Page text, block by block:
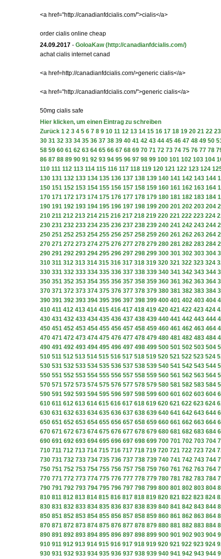
<a href="http://canadianfdcialis.com/">cialis</a>
order cialis online cheap
24.09.2017 - GoloaKaw (http://canadianfdcialis.com/)
achat cialis internet canad
<a href=http://canadianfdcialis.com/>generic cialis</a>
<a href="http://canadianfdcialis.com/">generic cialis</a>
50mg cialis safe
Hier klicken, um einen Eintrag zu schreiben
Zurück 1 2 3 4 5 6 7 8 9 10 11 12 13 14 15 16 17 18 19 20 21 22 23
30 31 32 33 34 35 36 37 38 39 40 41 42 43 44 45 46 47 48 49 50
58 59 60 61 62 63 64 65 66 67 68 69 70 71 72 73 74 75 76 77 78
86 87 88 89 90 91 92 93 94 95 96 97 98 99 100 101 102 103 104
110 111 112 113 114 115 116 117 118 119 120 121 122 123 124
130 131 132 133 134 135 136 137 138 139 140 141 142 143 144
150 151 152 153 154 155 156 157 158 159 160 161 162 163 164
170 171 172 173 174 175 176 177 178 179 180 181 182 183 184
190 191 192 193 194 195 196 197 198 199 200 201 202 203 204
210 211 212 213 214 215 216 217 218 219 220 221 222 223 224
230 231 232 233 234 235 236 237 238 239 240 241 242 243 244
250 251 252 253 254 255 256 257 258 259 260 261 262 263 264
270 271 272 273 274 275 276 277 278 279 280 281 282 283 284
290 291 292 293 294 295 296 297 298 299 300 301 302 303 304
310 311 312 313 314 315 316 317 318 319 320 321 322 323 324
330 331 332 333 334 335 336 337 338 339 340 341 342 343 344
350 351 352 353 354 355 356 357 358 359 360 361 362 363 364
370 371 372 373 374 375 376 377 378 379 380 381 382 383 384
390 391 392 393 394 395 396 397 398 399 400 401 402 403 404
410 411 412 413 414 415 416 417 418 419 420 421 422 423 424
430 431 432 433 434 435 436 437 438 439 440 441 442 443 444
450 451 452 453 454 455 456 457 458 459 460 461 462 463 464
470 471 472 473 474 475 476 477 478 479 480 481 482 483 484
490 491 492 493 494 495 496 497 498 499 500 501 502 503 504
510 511 512 513 514 515 516 517 518 519 520 521 522 523 524
530 531 532 533 534 535 536 537 538 539 540 541 542 543 544
550 551 552 553 554 555 556 557 558 559 560 561 562 563 564
570 571 572 573 574 575 576 577 578 579 580 581 582 583 584
590 591 592 593 594 595 596 597 598 599 600 601 602 603 604
610 611 612 613 614 615 616 617 618 619 620 621 622 623 624
630 631 632 633 634 635 636 637 638 639 640 641 642 643 644
650 651 652 653 654 655 656 657 658 659 660 661 662 663 664
670 671 672 673 674 675 676 677 678 679 680 681 682 683 684
690 691 692 693 694 695 696 697 698 699 700 701 702 703 704
710 711 712 713 714 715 716 717 718 719 720 721 722 723 724
730 731 732 733 734 735 736 737 738 739 740 741 742 743 744
750 751 752 753 754 755 756 757 758 759 760 761 762 763 764
770 771 772 773 774 775 776 777 778 779 780 781 782 783 784
790 791 792 793 794 795 796 797 798 799 800 801 802 803 804
810 811 812 813 814 815 816 817 818 819 820 821 822 823 824
830 831 832 833 834 835 836 837 838 839 840 841 842 843 844
850 851 852 853 854 855 856 857 858 859 860 861 862 863 864
870 871 872 873 874 875 876 877 878 879 880 881 882 883 884
890 891 892 893 894 895 896 897 898 899 900 901 902 903 904
910 911 912 913 914 915 916 917 918 919 920 921 922 923 924
930 931 932 933 934 935 936 937 938 939 940 941 942 943 944